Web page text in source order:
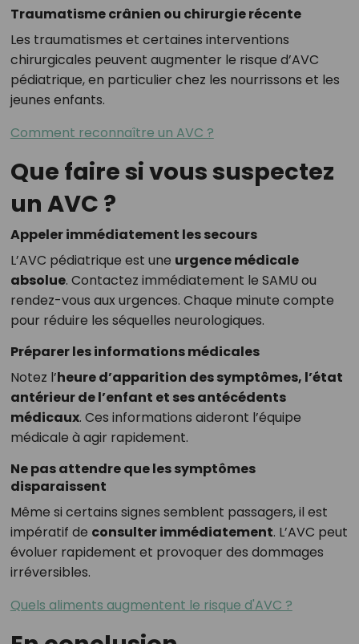
Traumatisme crânien ou chirurgie récente
Les traumatismes et certaines interventions
chirurgicales peuvent augmenter le risque d’AVC
pédiatrique, en particulier chez les nourrissons et les
jeunes enfants.
Comment reconnaître un AVC ?
Que faire si vous suspectez
un AVC ?
Appeler immédiatement les secours
L’AVC pédiatrique est une urgence médicale
absolue. Contactez immédiatement le SAMU ou
rendez-vous aux urgences. Chaque minute compte
pour réduire les séquelles neurologiques.
Préparer les informations médicales
Notez l’heure d’apparition des symptômes, l’état
antérieur de l’enfant et ses antécédents
médicaux. Ces informations aideront l’équipe
médicale à agir rapidement.
Ne pas attendre que les symptômes
disparaissent
Même si certains signes semblent passagers, il est
impératif de consulter immédiatement. L’AVC peut
évoluer rapidement et provoquer des dommages
irréversibles.
Quels aliments augmentent le risque d'AVC ?